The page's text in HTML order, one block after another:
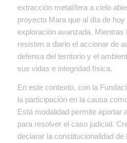
extracción metalífera a cielo
proyecto Mara que al día de
exploración avanzada. Mientras
resisten a diario el accionar de
defensa del territorio y el
sus vidas e integridad física.
En este contexto, con la
la participación en la causa
Está modalidad permite aportar
para resolver el caso judicial.
declarar la constitucionalidad